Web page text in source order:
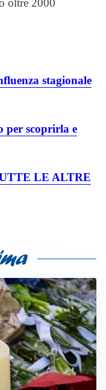
oltre 2000
stagionale
per scoprirla e
LE ALTRE